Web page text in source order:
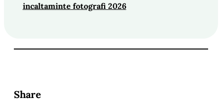
incaltaminte fotografi 2026
Share